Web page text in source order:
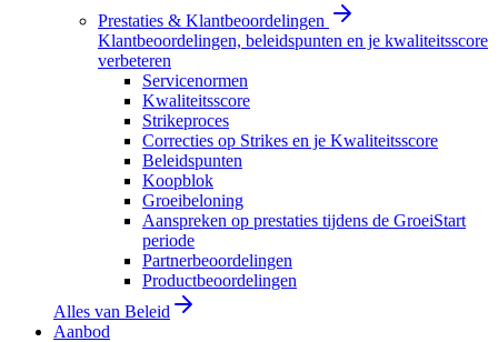
Prestaties & Klantbeoordelingen
Klantbeoordelingen, beleidspunten en je kwaliteitsscore
verbeteren
Servicenormen
Kwaliteitsscore
Strikeproces
Correcties op Strikes en je Kwaliteitsscore
Beleidspunten
Koopblok
Groeibeloning
Aanspreken op prestaties tijdens de GroeiStart
periode
Partnerbeoordelingen
Productbeoordelingen
Alles van Beleid
Aanbod